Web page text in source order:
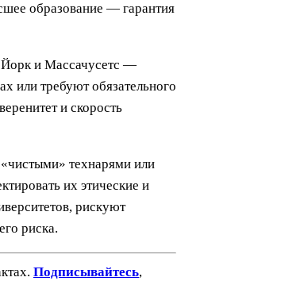
образование — гарантия
и Массачусетс —
или требуют обязательного
и скорость
технарями или
их этические и
рискуют
риска.
Подписывайтесь,